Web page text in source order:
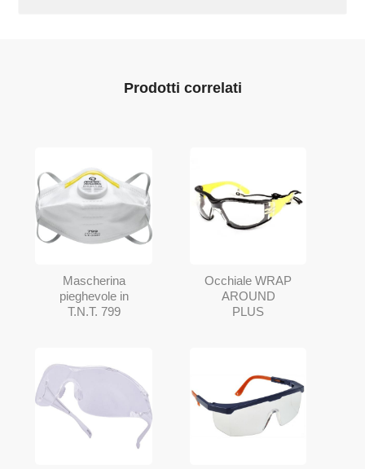
Prodotti correlati
Mascherina
pieghevole in
T.N.T. 799
Occhiale WRAP
AROUND
PLUS